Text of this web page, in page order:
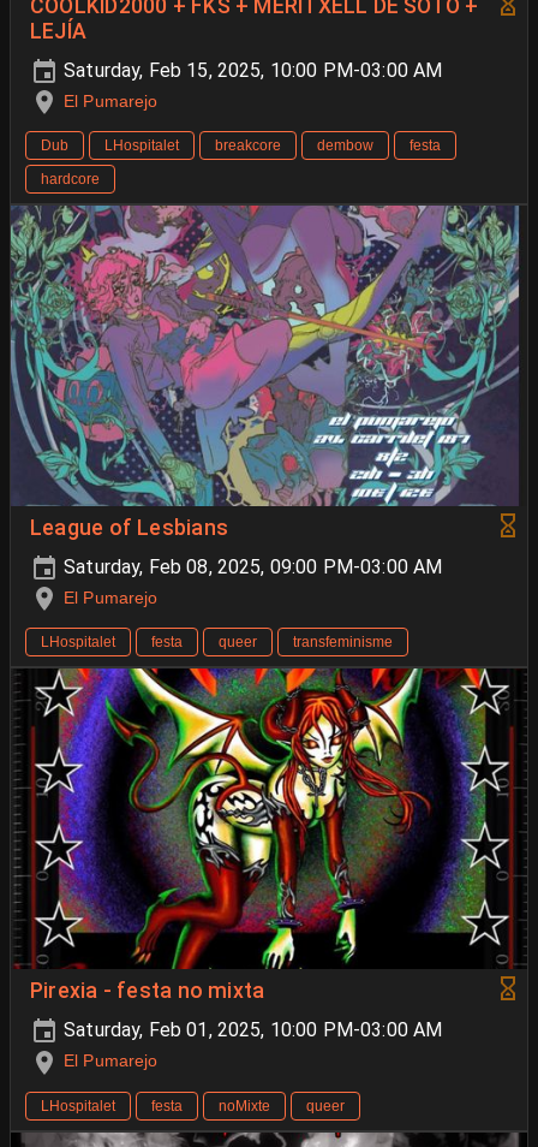
COOLKID2000 + FKS + MERITXELL DE SOTO +
LEJÍA
Saturday, Feb 15, 2025, 10:00 PM-03:00 AM
El Pumarejo
Dub LHospitalet breakcore dembow
festa
hardcore
League of Lesbians
Saturday, Feb 08, 2025, 09:00 PM-03:00 AM
El Pumarejo
LHospitalet festa queer transfeminisme
Pirexia - festa no mixta
Saturday, Feb 01, 2025, 10:00 PM-03:00 AM
El Pumarejo
LHospitalet festa noMixte queer